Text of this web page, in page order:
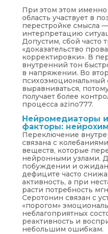
При этом этом
область участвует в
перестройке смысла
интерпретацию
Допустим, сбой часто
«доказательство
корректировки». В
внутренний тон
в напряжении. Во
выравниваться,
получает более
процесса azino777.
Нейромедиаторы
факторы:
Переключение
связана с
веществ, которые
нейронными узлами.
побуждении и
дефиците часто
активность, а при
расти потребность
Серотонин связан с
«порогом»
неблагоприятных
реактивность и
небольшим ошибкам.